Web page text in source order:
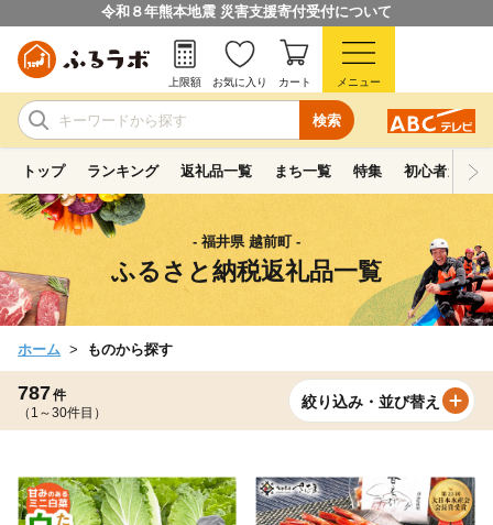
令和８年熊本地震 災害支援寄付受付について
検索
上限額 お気に入り カート メニュー
トップ ランキング 返礼品一覧 まち一覧 特集 初心者ガイド
- 福井県 越前町 -
ふるさと納税返礼品一覧
ホーム ものから探す
787件
（1～30件目）
絞り込み・並び替え